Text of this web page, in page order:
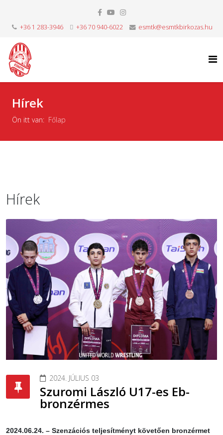
+36 1 283-3946 +36 70 940-6022 esmtk@esmtkbirkozas.hu
Hírek
Ön itt van: Főlap
Hírek
2024. JÚLIUS 03
Szuromi László U17-es Eb-
bronzérmes
2024.06.24. – Szenzációs teljesítményt követően bronzérmet